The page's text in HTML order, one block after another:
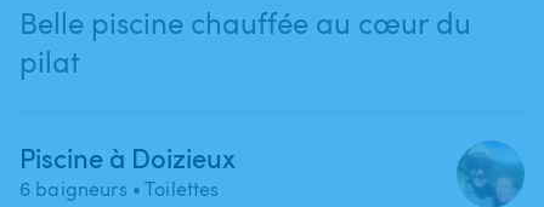
Belle piscine chauffée au cœur du
pilat
Piscine à Doizieux
6 baigneurs • Toilettes